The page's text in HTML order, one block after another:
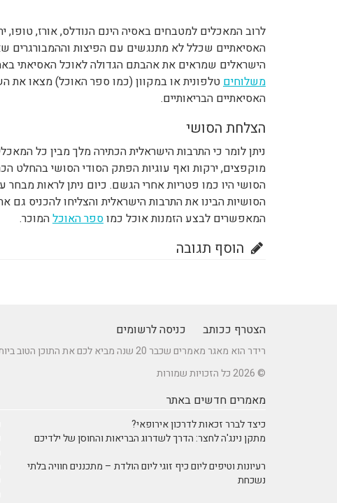
לרוב המאכלים למטבחים באסיה הינם הנודלס, אורז, טופו,
האסיאתיים שכלל לא מתנגשים עם הפיצות וההמבורגרים
הישראלים שמראים את אהבתם הגדולה לאוכל האסיאתי
משלוחיםטלפונית או במקוון (כמו ספר האוכל) מצאו את
האסיאתיים הבריאותיים.
הצלחת הסושי
ניתן לומר כי התרבות הישראלית הכתירה מלך מבין כל
מוקפצים, ירקות ואף עוגיות הפתק הסודי הסושי בהחלט
הסושי היו כמו פטריות אחרי הגשם. כיום ניתן לראות
הסושיות הבינו את התרבות הישראלית והצליחו להכניס
המאפשרים לבצע הזמנות אוכל כמוספר האוכלהמוכר.
הוסף תגובה
הצטרף ככותב כניסה לרשומים
רידר הוא מאגר מאמרים שכבר 20 שנה מביא לכם את התוכן הטוב ביותר בישראל במגוון תחומים.
© 2026 כל הזכויות שמורות
מאמרים חדשים באתר
כיצד לברר זכאות לדרכון אירופאי?
מתקן נינג'ה לחצר: הדרך לשדרוג הבריאות והחוסן של ילדיכם
רעיונות וטיפים ליום כיף זוגי ליום הולדת – מתכננים חוויה בלתי
נשכחת